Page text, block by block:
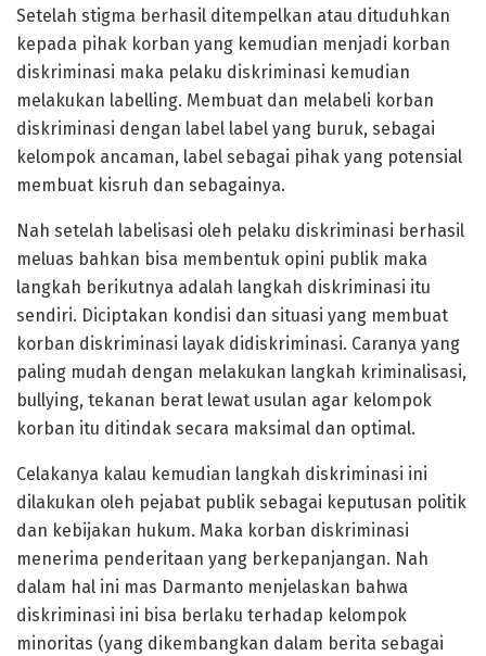
Setelah stigma berhasil ditempelkan atau dituduhkan
kepada pihak korban yang kemudian menjadi korban
diskriminasi maka pelaku diskriminasi kemudian
melakukan labelling. Membuat dan melabeli korban
diskriminasi dengan label label yang buruk, sebagai
kelompok ancaman, label sebagai pihak yang potensial
membuat kisruh dan sebagainya.
Nah setelah labelisasi oleh pelaku diskriminasi berhasil
meluas bahkan bisa membentuk opini publik maka
langkah berikutnya adalah langkah diskriminasi itu
sendiri. Diciptakan kondisi dan situasi yang membuat
korban diskriminasi layak didiskriminasi. Caranya yang
paling mudah dengan melakukan langkah kriminalisasi,
bullying, tekanan berat lewat usulan agar kelompok
korban itu ditindak secara maksimal dan optimal.
Celakanya kalau kemudian langkah diskriminasi ini
dilakukan oleh pejabat publik sebagai keputusan politik
dan kebijakan hukum. Maka korban diskriminasi
menerima penderitaan yang berkepanjangan. Nah
dalam hal ini mas Darmanto menjelaskan bahwa
diskriminasi ini bisa berlaku terhadap kelompok
minoritas (yang dikembangkan dalam berita sebagai